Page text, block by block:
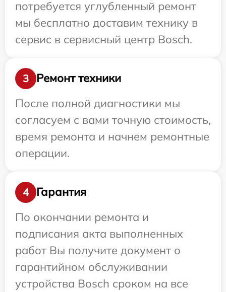
потребуется углубленный ремонт
мы бесплатно доставим технику в
сервис в сервисный центр Bosch.
3
Ремонт техники
После полной диагностики мы
согласуем с вами точную стоимость,
время ремонта и начнем ремонтные
операции.
4
Гарантия
По окончании ремонта и
подписания акта выполненных
работ Вы получите документ о
гарантийном обслуживании
устройства Bosch сроком на все